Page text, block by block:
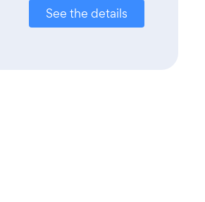
See the details